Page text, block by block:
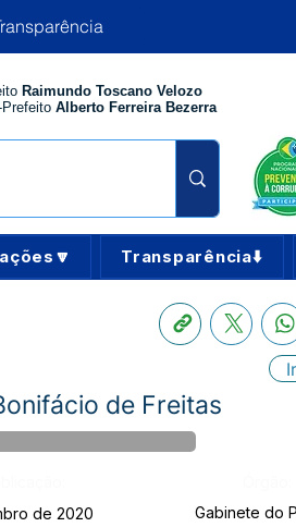
Raimundo Toscano Velozo
Alberto Ferreira Bezerra
Transparência⬇️
de Freitas
de 2020 Gabinete do